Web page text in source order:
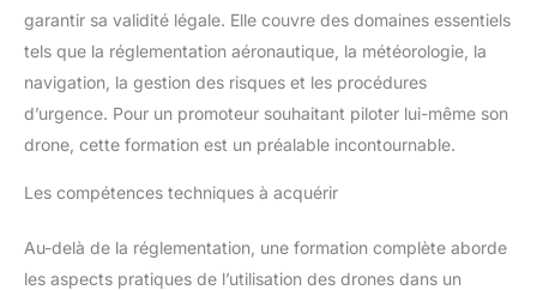
garantir sa validité légale. Elle couvre des domaines essentiels
tels que la réglementation aéronautique, la météorologie, la
navigation, la gestion des risques et les procédures
d’urgence. Pour un promoteur souhaitant piloter lui-même son
drone, cette formation est un préalable incontournable.
Les compétences techniques à acquérir
Au-delà de la réglementation, une formation complète aborde
les aspects pratiques de l’utilisation des drones dans un